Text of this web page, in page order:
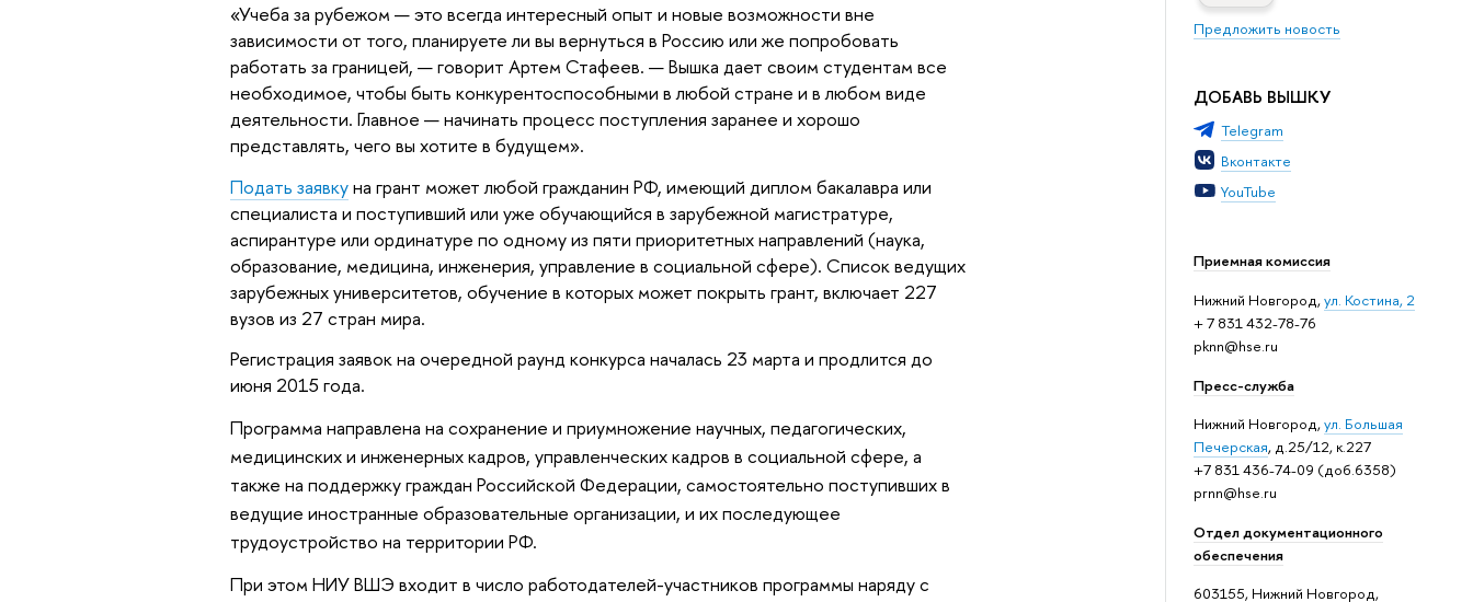
Предложить новость
ДОБАВЬ ВЫШКУ
Telegram
Вконтакте
YouTube
Приемная комиссия
Нижний Новгород,ул. Костина, 2
+ 7 831 432-78-76
pknn@hse.ru
Пресс-служба
Нижний Новгород,ул. Большая
Печерская, д.25/12, к.227
+7 831 436-74-09 (доб.6358)
prnn@hse.ru
Отдел документационного
обеспечения
603155, Нижний Новгород,
«Учеба за рубежом — это всегда интересный опыт и новые возможности вне
зависимости от того, планируете ли вы вернуться в Россию или же попробовать
работать за границей, — говорит Артем Стафеев. — Вышка дает своим студентам все
необходимое, чтобы быть конкурентоспособными в любой стране и в любом виде
деятельности. Главное — начинать процесс поступления заранее и хорошо
представлять, чего вы хотите в будущем».
Подать заявкуна грант может любой гражданин РФ, имеющий диплом бакалавра или
специалиста и поступивший или уже обучающийся в зарубежной магистратуре,
аспирантуре или ординатуре по одному из пяти приоритетных направлений (наука,
образование, медицина, инженерия, управление в социальной сфере). Список ведущих
зарубежных университетов, обучение в которых может покрыть грант, включает 227
вузов из 27 стран мира.
Регистрация заявок на очередной раунд конкурса началась 23 марта и продлится до
июня 2015 года.
Программа направлена на сохранение и приумножение научных, педагогических,
медицинских и инженерных кадров, управленческих кадров в социальной сфере, а
также на поддержку граждан Российской Федерации, самостоятельно поступивших в
ведущие иностранные образовательные организации, и их последующее
трудоустройство на территории РФ.
При этом НИУ ВШЭ входит в число работодателей-участников программы наряду с